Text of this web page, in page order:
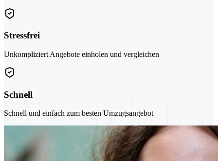
Stressfrei
Unkompliziert Angebote einholen und vergleichen
Schnell
Schnell und einfach zum besten Umzugsangebot